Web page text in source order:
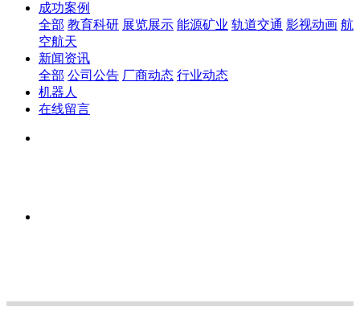
成功案例
全部 教育科研 展览展示 能源矿业 轨道交通 影视动画 航
空航天
新闻资讯
全部 公司公告 厂商动态 行业动态
机器人
在线留言